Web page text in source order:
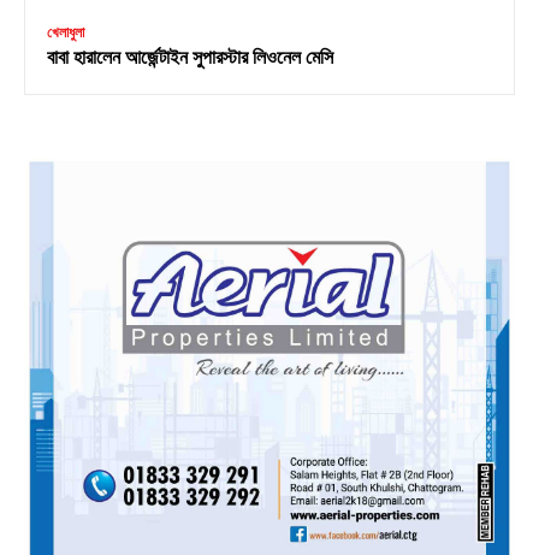
খেলাধুলা
বাবা হারালেন আর্জেন্টাইন সুপারস্টার লিওনেল মেসি